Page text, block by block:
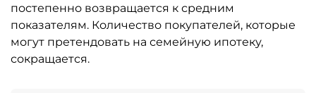
постепенно возвращается к средним
показателям. Количество покупателей, которые
могут претендовать на семейную ипотеку,
сокращается.